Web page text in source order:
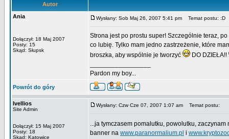
Autor
Ania
Dołączył: 18 Maj 2007
Posty: 15
Skąd: Słupsk
Wysłany: Sob Maj 26, 2007 5:41 pm Temat postu: :D
Strona jest po prostu super! Szczególnie teraz,
co lubię. Tylko mam jedno zastrzeżenie, które
broszka, aby wspólnie je tworzyć
DO DZIEŁA!!
Pardon my boy...
Powrót do góry
Ivellios
Site Admin
Dołączył: 15 Maj 2007
Posty: 18
Skąd: Katowice
Wysłany: Czw Cze 07, 2007 1:07 am Temat postu:
...ja tymczasem pomalutku, powolutku,
banner na www.paranormalium.pl i